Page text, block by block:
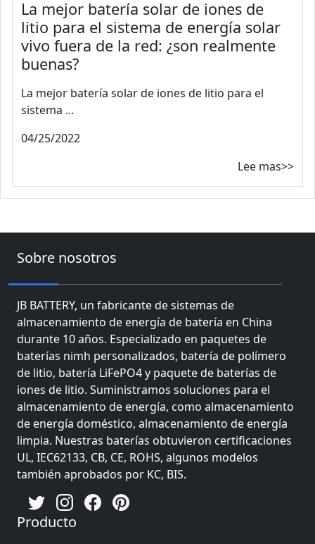
La mejor batería solar de iones de
litio para el sistema de energía solar
vivo fuera de la red: ¿son realmente
buenas?
La mejor batería solar de iones de litio para el
sistema ...
04/25/2022
Lee mas>>
Sobre nosotros
JB BATTERY, un fabricante de sistemas de
almacenamiento de energía de batería en China
durante 10 años. Especializado en paquetes de
baterías nimh personalizados, batería de polímero
de litio, batería LiFePO4 y paquete de baterías de
iones de litio. Suministramos soluciones para el
almacenamiento de energía, como almacenamiento
de energía doméstico, almacenamiento de energía
limpia. Nuestras baterías obtuvieron certificaciones
UL, IEC62133, CB, CE, ROHS, algunos modelos
también aprobados por KC, BIS.
Producto